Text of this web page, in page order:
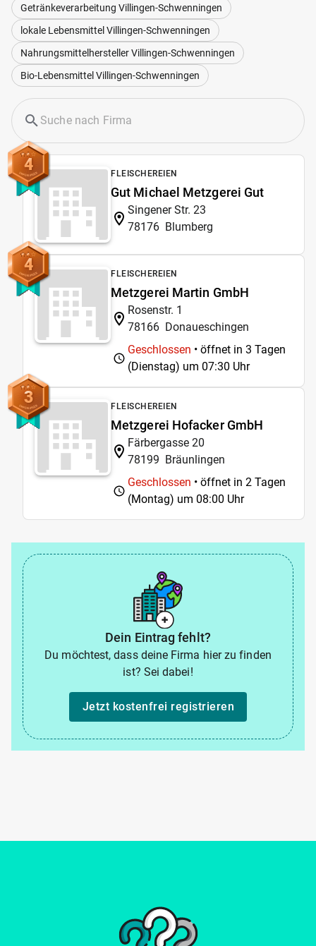
Getränkeverarbeitung Villingen-Schwenningen
lokale Lebensmittel Villingen-Schwenningen
Nahrungsmittelhersteller Villingen-Schwenningen
Bio-Lebensmittel Villingen-Schwenningen
4 FLEISCHEREIEN
Gut Michael Metzgerei Gut
Singener Str. 23
78176 Blumberg
4 FLEISCHEREIEN
Metzgerei Martin GmbH
Rosenstr. 1
78166 Donaueschingen
Geschlossen • öffnet in 3 Tagen
(Dienstag) um 07:30 Uhr
3 FLEISCHEREIEN
Metzgerei Hofacker GmbH
Färbergasse 20
78199 Bräunlingen
Geschlossen • öffnet in 2 Tagen
(Montag) um 08:00 Uhr
Dein Eintrag fehlt?
Du möchtest, dass deine Firma hier zu finden
ist? Sei dabei!
Jetzt kostenfrei registrieren